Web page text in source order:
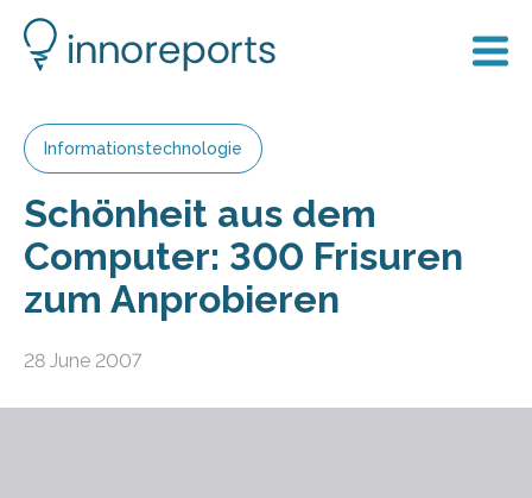
Informationstechnologie
Schönheit aus dem
Computer: 300 Frisuren
zum Anprobieren
28 June 2007